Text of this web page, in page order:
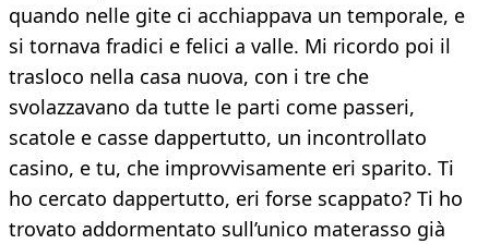
quando nelle gite ci acchiappava un temporale, e
si tornava fradici e felici a valle. Mi ricordo poi il
trasloco nella casa nuova, con i tre che
svolazzavano da tutte le parti come passeri,
scatole e casse dappertutto, un incontrollato
casino, e tu, che improvvisamente eri sparito. Ti
ho cercato dappertutto, eri forse scappato? Ti ho
trovato addormentato sull’unico materasso già